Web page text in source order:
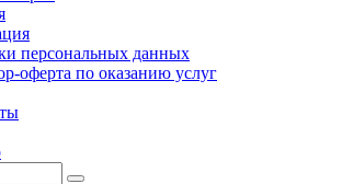
персональных данных
оферта по оказанию услуг